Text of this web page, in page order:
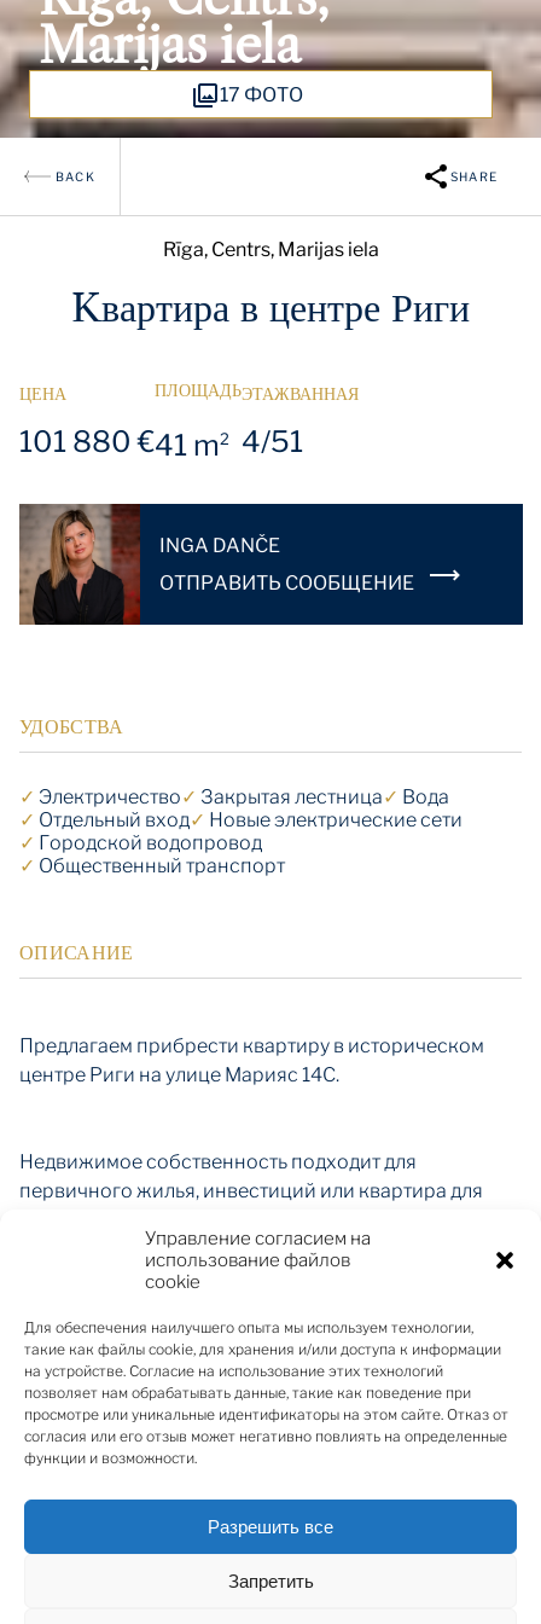
Управление согласием на
использование файлов
cookie
Для обеспечения наилучшего опыта мы используем технологии,
такие как файлы cookie, для хранения и/или доступа к информации
на устройстве. Согласие на использование этих технологий
позволяет нам обрабатывать данные, такие как поведение при
просмотре или уникальные идентификаторы на этом сайте. Отказ от
согласия или его отзыв может негативно повлиять на определенные
функции и возможности.
Разрешить все
Запретить
Marijas iela
17 ФОТО
BACK SHARE
Rīga, Centrs, Marijas iela
Kвартира в центре Риги
ЦЕНА
101 880 €
ПЛОЩАДЬ
41 m2
ЭТАЖ
4/5
ВАННАЯ
1
INGA DANČE
OТПРАВИТЬ СООБЩЕНИЕ
УДОБСТВА
✓ Электричество✓ Закрытая лестница✓ Вода
✓ Отдельный вход✓ Новые электрические сети
✓ Городской водопровод
✓ Общественный транспорт
ОПИСАНИЕ
Предлагаем прибрести квартиру в историческом
центре Риги на улице Марияс 14C.
Недвижимое собственность подходит для
первичного жилья, инвестиций или квартира для
В доме заменены все коммуникации,
отремонтирован подъезд. Квартиры предлагается с
частично белой отделкой.
Улица Марияс, которая соединяется с улицей
Александра Чака, 20 веке была одной из самых
большой выбор магазинов, ресторанов и разных
бытовых услуг. Хорошая инфраструктура
находится Рижский центральный